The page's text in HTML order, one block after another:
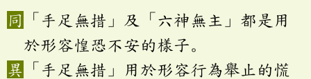
「手足無措」及「六神無主」都是用
於形容惶恐不安的樣子。
「手足無措」用於形容行為舉止的慌